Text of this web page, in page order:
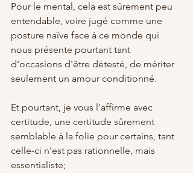
Pour le mental, cela est sûrement peu
entendable, voire jugé comme une
posture naïve face à ce monde qui
nous présente pourtant tant
d'occasions d'être détesté, de mériter
seulement un amour conditionné.
Et pourtant, je vous l'affirme avec
certitude, une certitude sûrement
semblable à la folie pour certains, tant
celle-ci n'est pas rationnelle, mais
essentialiste;